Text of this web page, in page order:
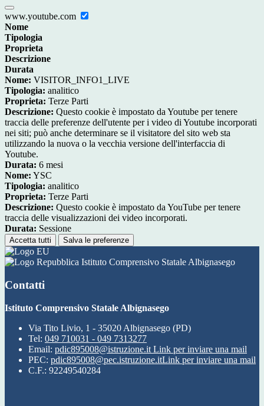
www.youtube.com
Nome
Tipologia
Proprieta
Descrizione
Durata
Nome: VISITOR_INFO1_LIVE
Tipologia: analitico
Proprieta: Terze Parti
Descrizione: Questo cookie è impostato da Youtube per tenere
traccia delle preferenze dell'utente per i video di Youtube incorporati
nei siti; può anche determinare se il visitatore del sito web sta
utilizzando la nuova o la vecchia versione dell'interfaccia di
Youtube.
Durata: 6 mesi
Nome: YSC
Tipologia: analitico
Proprieta: Terze Parti
Descrizione: Questo cookie è impostato da YouTube per tenere
traccia delle visualizzazioni dei video incorporati.
Durata: Sessione
Accetta tutti Salva le preferenze
Istituto Comprensivo Statale Albignasego
Contatti
Istituto Comprensivo Statale Albignasego
Via Tito Livio, 1 - 35020 Albignasego (PD)
Tel: 049 710031 - 049 7313277
Email: pdic895008@istruzione.it Link per inviare una mail
PEC: pdic895008@pec.istruzione.itLink per inviare una mail
C.F.: 92249540284